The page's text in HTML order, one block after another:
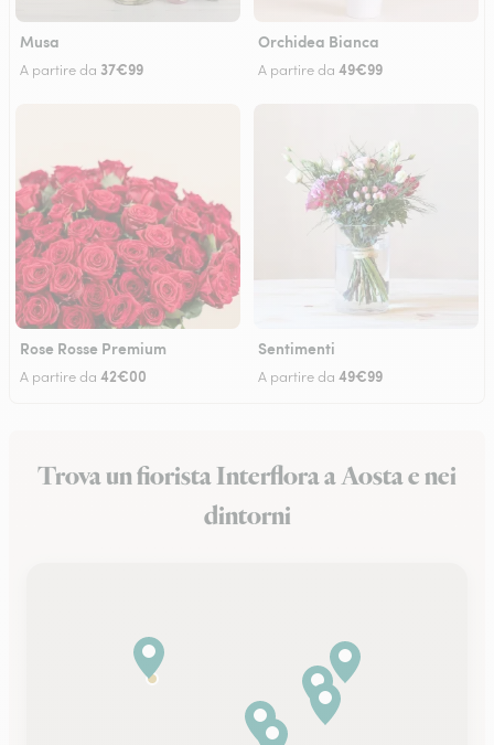
Musa
A partire da 37€99
Orchidea Bianca
A partire da 49€99
Rose Rosse Premium
A partire da 42€00
Sentimenti
A partire da 49€99
Trova un fiorista Interflora a Aosta e nei
dintorni